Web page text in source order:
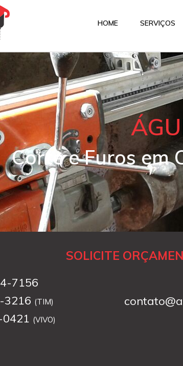
HOME SERVIÇOS
Corte e Furos em
SOLICITE
7156
3216 (TIM)
0421 (VIVO)